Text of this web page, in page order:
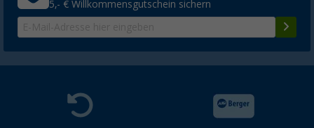
5,- € Willkommensgutschein sichern